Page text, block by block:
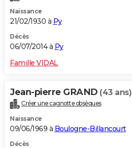
Destinations
City break
Voyage nature
Voyage de noces
Forum
Climat
+PHOTO
GUIDES D'ACHAT
Carte de Noël
Carte Bonne année
Carte Saint-Valentin
Carte Pâques
Carte d'anniversaire
DICTIONNAIRE
Dictionnaire
Biographies
Citations
Expressions
Proverbes
PROGRAMME TV
Naissance
21/02/1930 à Py
Décès
06/07/2014 à Py
Famille VIDAL
Jean-pierre GRAND (43 ans)
Créer une cagnotte obsèques
Naissance
09/06/1969 à Boulogne-Billancourt
Décès